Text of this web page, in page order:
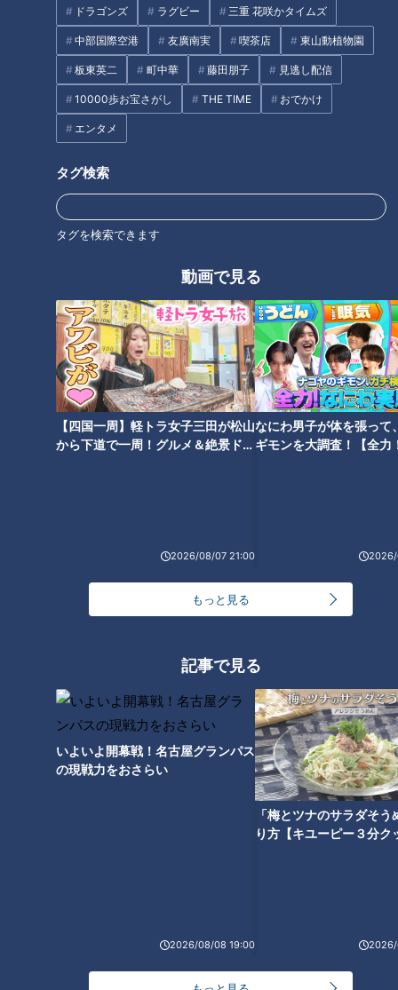
ドラゴンズ ラグビー 三重 花咲かタイムズ
中部国際空港 友廣南実 喫茶店 東山動植物園
板東英二 町中華 藤田朋子 見逃し配信
10000歩お宝さがし THE TIME おでかけ
エンタメ
タグ検索
タグを検索できます
動画で見る
【四国一周】軽トラ女子三田が松山
から下道で一周！グルメ＆絶景ドラ
2026/08/07 21:00
なにわ男子が体を張って
ギモンを大調査！【全力
2026/
もっと見る
記事で見る
いよいよ開幕戦！名古屋グランパス
の現戦力をおさらい
2026/08/08 19:00
「梅とツナのサラダそう
り方【キユーピー３分ク
2026/
れ、隧道や戦時中の痕跡が多く残る道マニアにも人気の高い道
と言います。
（道マニア・片山俊宏さん）
「国道16号を紹介したい。起点と終点が同じ場所で、環状線の
ようにぐるっと1周して戻ってくる。国道としては非常に珍し
CBCテレビ『道との遭遇』
そして、国道16号を語る上で欠かせないのが、神奈川と千葉を
「この高島町交差点が、国道16号の起点でもあり終点でもあ
る。ここから国道16号は、横須賀方面と八王子方面に伸びてい
る。八王子方面に伸びる道は、（一部が）昔は衣を運んだりす
る道で“絹の道”とも呼ばれていた。それで発展したという背景
もある」